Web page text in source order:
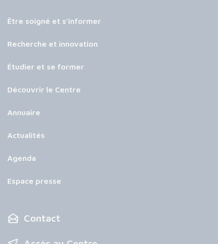
Être soigné et s’informer
Recherche et innovation
Étudier et se former
Découvrir le Centre
Annuaire
Actualités
Agenda
Espace presse
Contact